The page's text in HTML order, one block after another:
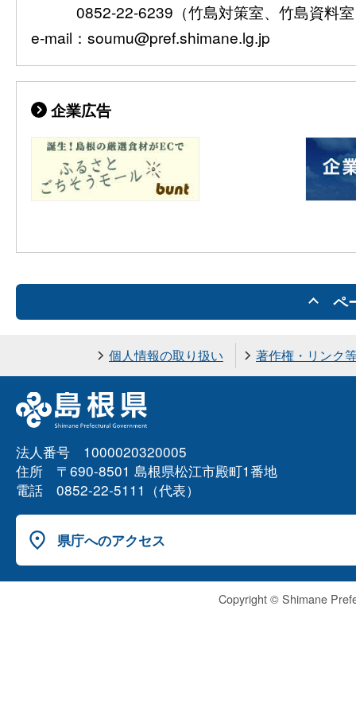
0852-22-6239（竹島対策室、竹島資料
e-mail：soumu@pref.shimane.lg.jp
企業広告
ペ
個人情報の取り扱い 著作権・リンク
法人番号 1000020320005
住所 〒690-8501 島根県松江市殿町1番地
電話 0852-22-5111（代表）
県庁へのアクセス
Copyright © Shimane